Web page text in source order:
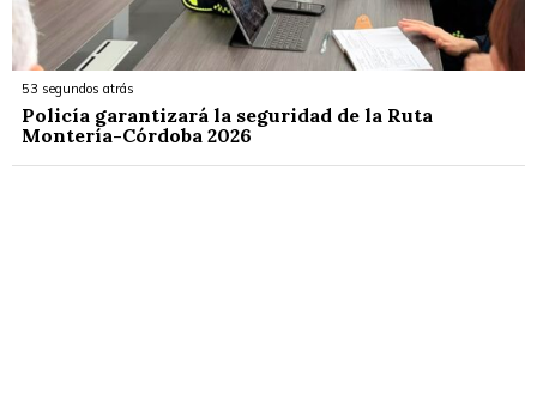
53 segundos atrás
Policía garantizará la seguridad de la Ruta
Montería-Córdoba 2026